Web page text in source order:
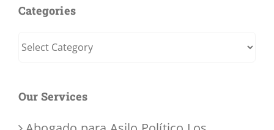
Categories
Categories
Our Services